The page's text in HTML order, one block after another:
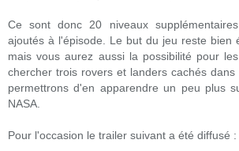
Ce sont donc 20 niveaux
ajoutés à l'épisode. Le but du jeu reste bien
mais vous aurez aussi la possibilité pour
chercher trois rovers et landers cachés
permettrons d'en apparendre un peu plus
NASA.
Pour l'occasion le trailer suivant a été diffusé :